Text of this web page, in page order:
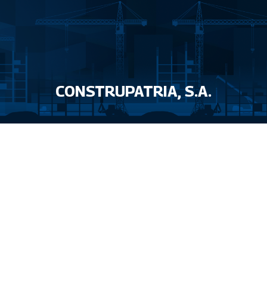
CONSTRUPATRIA, S.A.